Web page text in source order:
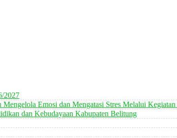
2027
Emosi dan Mengatasi Stres Melalui
dan Kebudayaan Kabupaten Belitung